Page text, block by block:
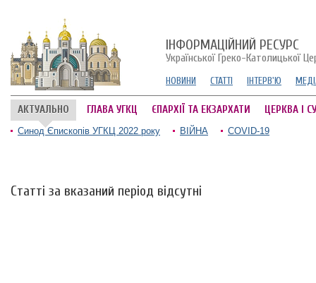
ІНФОРМАЦІЙНИЙ РЕСУРС
Української Греко-Католицької
НОВИНИ СТАТТІ ІНТЕРВ'Ю
АКТУАЛЬНО ГЛАВА УГКЦ ЄПАРХІЇ ТА ЕКЗАРХАТИ ЦЕРКВА І
Синод Єпископів УГКЦ 2022 року ВІЙНА COVID-19
Статті за вказаний період відсутні